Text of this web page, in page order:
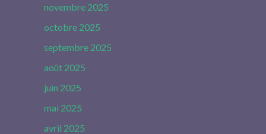
novembre 2025
octobre 2025
septembre 2025
août 2025
juin 2025
mai 2025
avril 2025